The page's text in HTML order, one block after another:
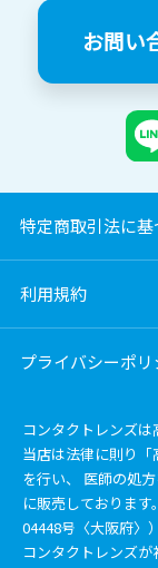
お問い
特定商取引法に
利用規約
プライバシーポリ
コンタクトレンズは
当店は法律に則り
を行い、 医師の処
に販売しておりま
04448号〈大阪府〉）
コンタクトレンズが